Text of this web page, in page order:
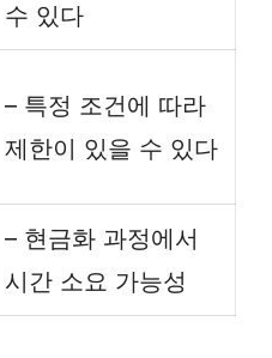
수 있다
– 특정 조건에 따라
제한이 있을 수 있다
– 현금화 과정에서
시간 소요 가능성